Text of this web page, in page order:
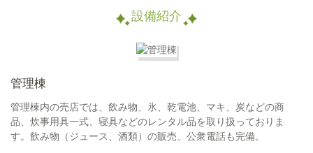
設備紹介
管理棟
管理棟内の売店では、飲み物、氷、乾電池、マキ、炭などの商
品、炊事用具一式、寝具などのレンタル品を取り扱っておりま
す。飲み物（ジュース、酒類）の販売、公衆電話も完備。